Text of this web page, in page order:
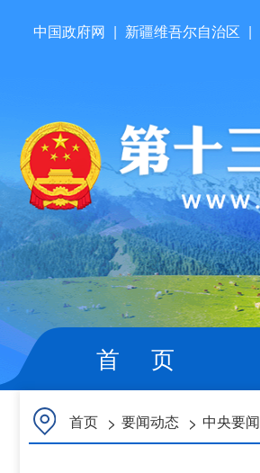
中国政府网 | 新疆维吾尔自治区 |
首 页
首页 > 要闻动态 > 中央要闻